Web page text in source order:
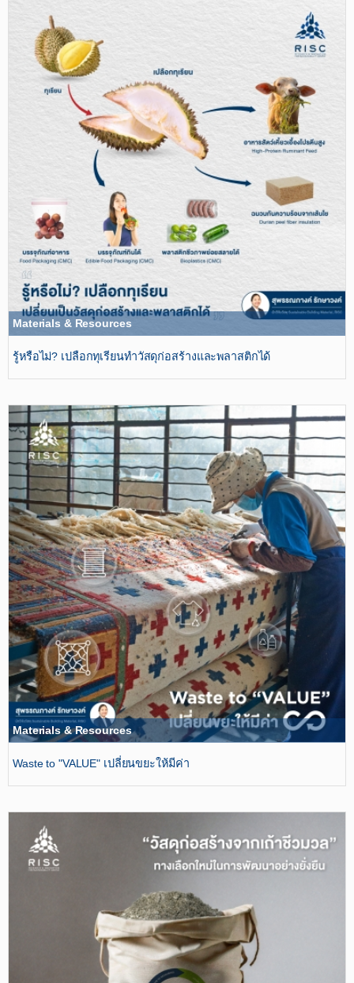
Materials & Resources
รู้หรือไม่? ​เปลือกทุเรียนทำวัสดุก่อสร้างและพลาสติกได้​
Materials & Resources
Waste to "VALUE" เปลี่ยนขยะให้มีค่า